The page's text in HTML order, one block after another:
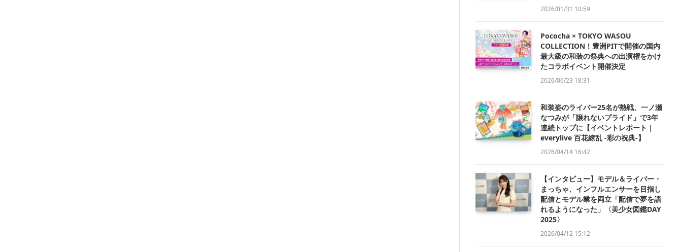
2026/01/31 10:59
Pococha × TOKYO WASOU
COLLECTION！豊洲PITで開催の国内
最大級の和装の祭典への出演権をかけ
たコラボイベント開催決定
2026/06/23 18:31
和装姿のライバー25名が熱戦、一ノ瀬
なつみが「譲れないプライド」で3年
連続トップに【イベントレポート｜
everylive 百花繚乱 -彩の祝典-】
2026/04/14 16:42
【インタビュー】モデル＆ライバー・
まっちゃ、インフルエンサーを目指し
配信とモデル業を両立「配信で夢を語
れるようになった」〈美少女図鑑DAY
2025〉
2026/04/12 15:12